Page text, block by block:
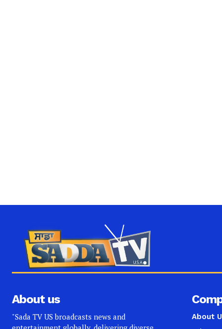
About us
"Sada TV US broadcasts news and
About